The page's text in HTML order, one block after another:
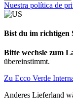
Nuestra política de
Bist du im richtigen
Bitte wechsle zum
übereinstimmt.
Zu Ecco Verde
Anderes Lieferland